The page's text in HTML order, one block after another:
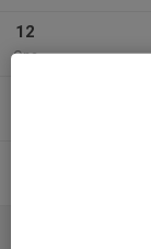
12
Ons